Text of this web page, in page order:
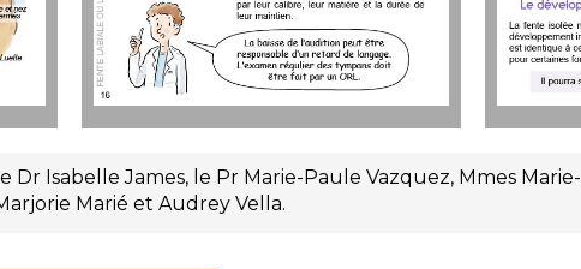
Isabelle James, le Pr Marie-Paule Vazquez, Mmes Marie-
Marié et Audrey Vella.